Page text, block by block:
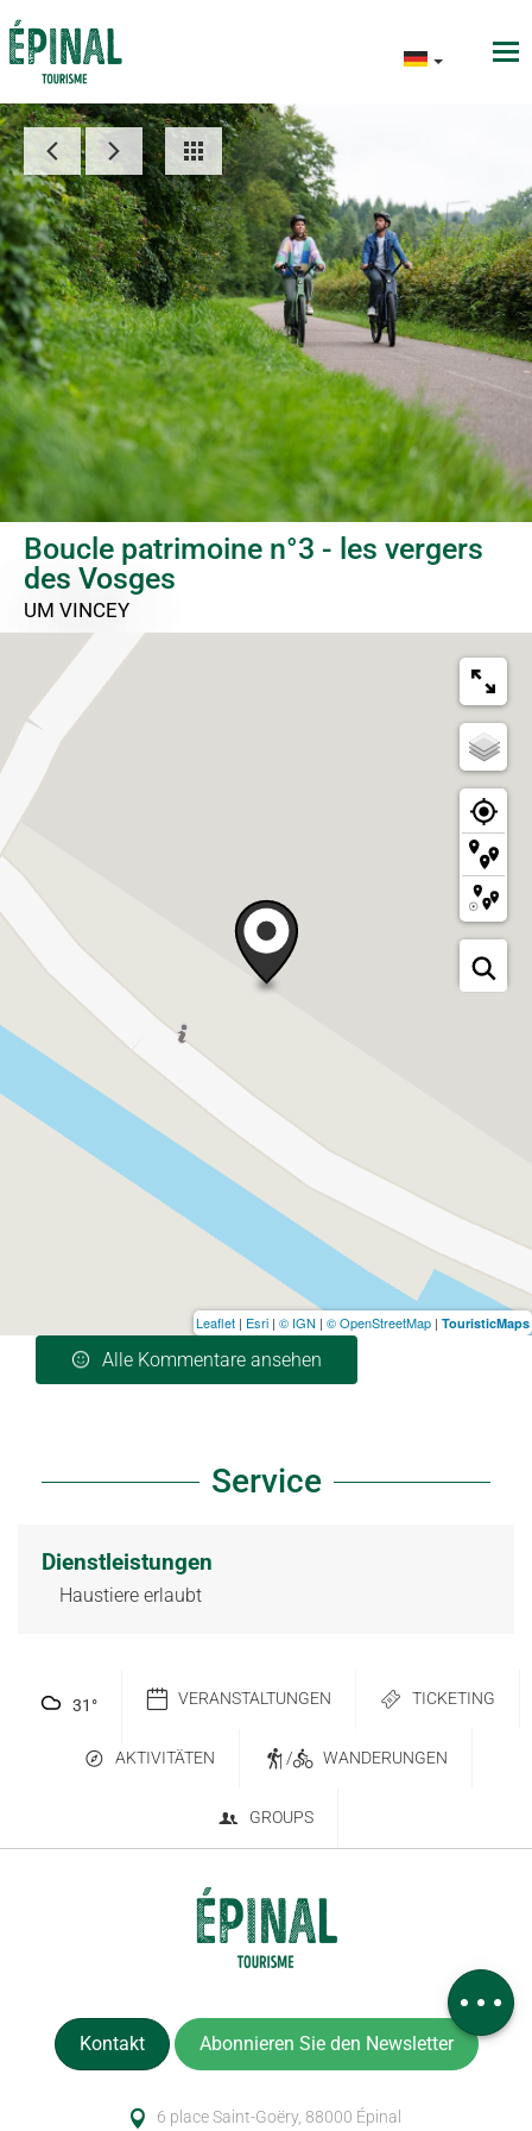
Boucle patrimoine n°3 - les vergers
des Vosges
UM VINCEY
Kommentare
Alle Kommentare ansehen
Service
Dienstleistungen
Haustiere erlaubt
Leaflet | Esri | © IGN | © OpenStreetMap | TouristicMaps
31 ° VERANSTALTUNGEN TICKETING
AKTIVITÄTEN / WANDERUNGEN
GROUPS
Kontakt Abonnieren Sie den Newsletter
6 place Saint-Goëry, 88000 Épinal